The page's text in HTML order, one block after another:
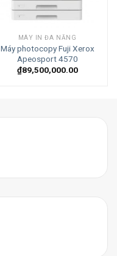
MÁY IN ĐA NĂNG
Máy photocopy Fuji Xerox
Apeosport 4570
₫89,500,000.00